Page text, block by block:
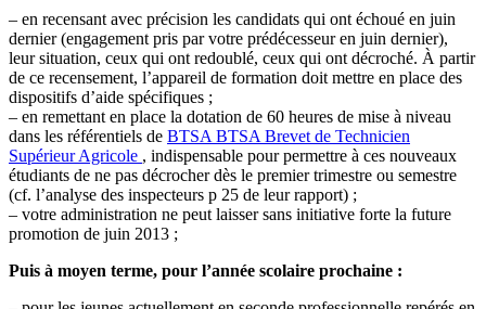
– en recensant avec précision les candidats qui ont échoué en juin
dernier (engagement pris par votre prédécesseur en juin dernier),
leur situation, ceux qui ont redoublé, ceux qui ont décroché. À partir
de ce recensement, l’appareil de formation doit mettre en place des
dispositifs d’aide spécifiques ;
– en remettant en place la dotation de 60 heures de mise à niveau
dans les référentiels de BTSA BTSA Brevet de Technicien
Supérieur Agricole , indispensable pour permettre à ces nouveaux
étudiants de ne pas décrocher dès le premier trimestre ou semestre
(cf. l’analyse des inspecteurs p 25 de leur rapport) ;
– votre administration ne peut laisser sans initiative forte la future
promotion de juin 2013 ;
Puis à moyen terme, pour l’année scolaire prochaine :